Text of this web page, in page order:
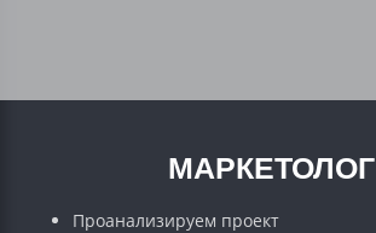
МАРКЕТОЛОГ
Проанализируем проект